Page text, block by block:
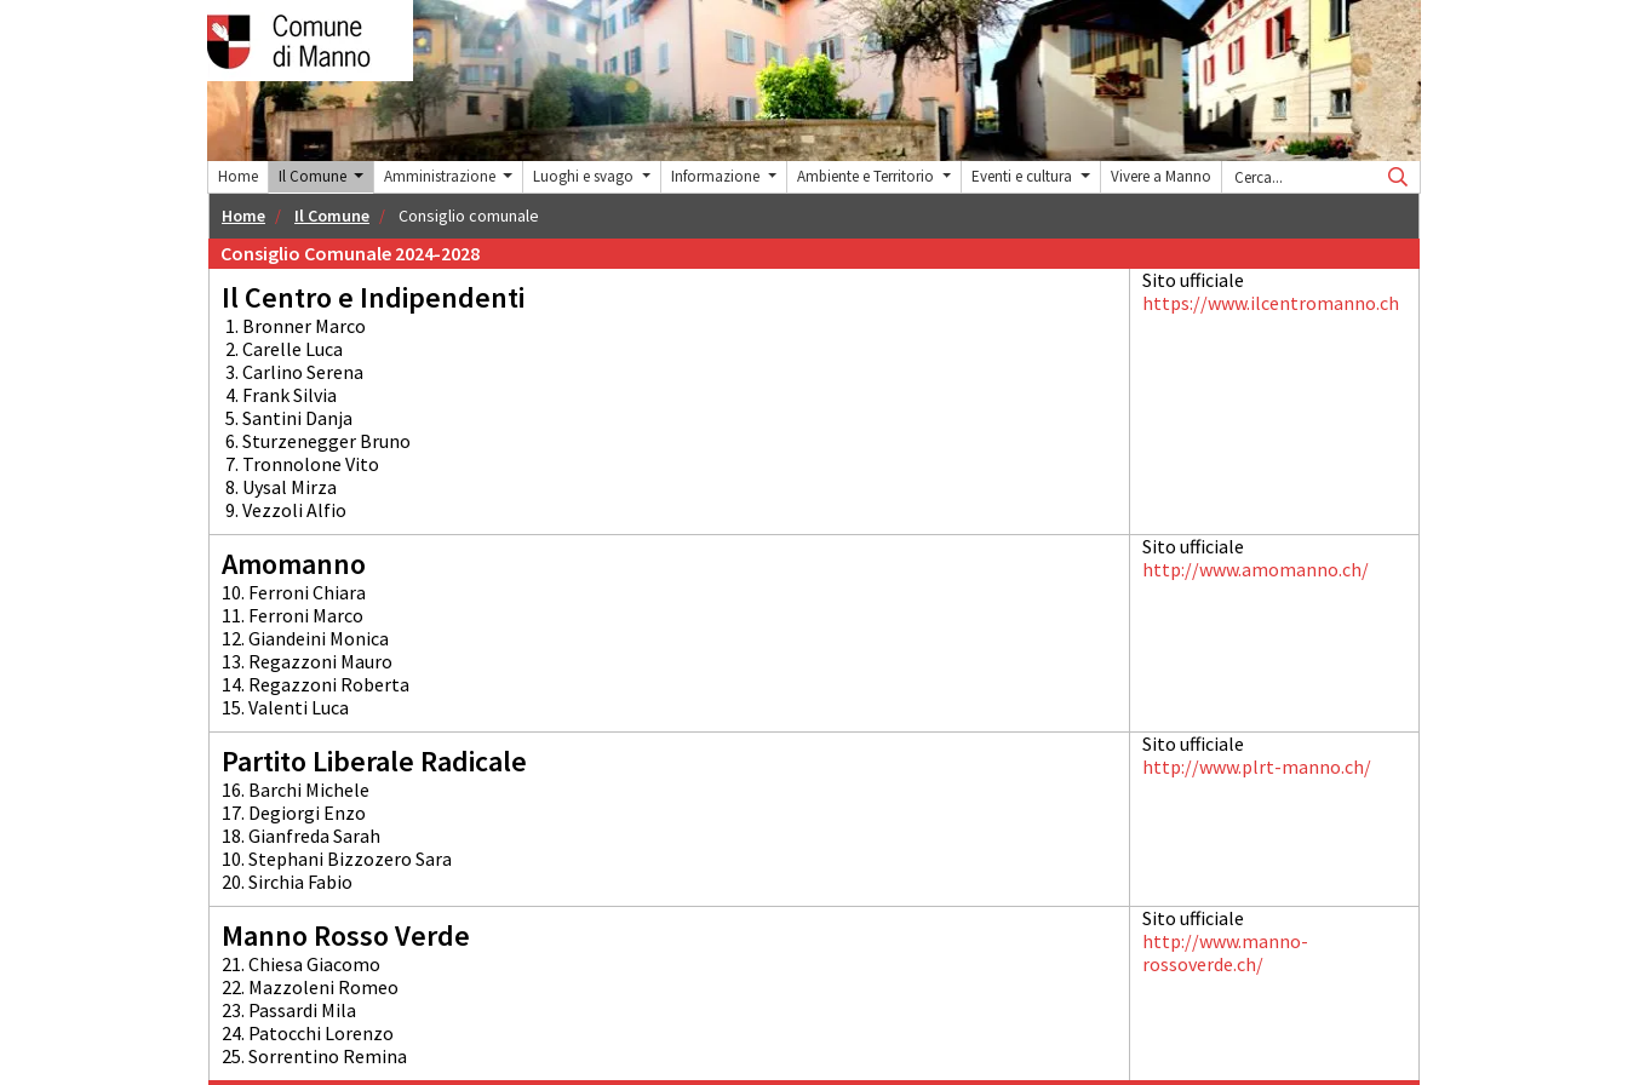
Home Il Comune Amministrazione Luoghi e svago Informazione Ambiente e Territorio Eventi e cultura Vivere a Manno
Home Il Comune Consiglio comunale
Consiglio Comunale 2024-2028
Il Centro e Indipendenti
1. Bronner Marco
2. Carelle Luca
3. Carlino Serena
4. Frank Silvia
5. Santini Danja
6. Sturzenegger Bruno
7. Tronnolone Vito
8. Uysal Mirza
9. Vezzoli Alfio
Sito ufficiale
https://www.ilcentromanno.ch
Amomanno
10. Ferroni Chiara
11. Ferroni Marco
12. Giandeini Monica
13. Regazzoni Mauro
14. Regazzoni Roberta
15. Valenti Luca
Sito ufficiale
http://www.amomanno.ch/
Partito Liberale Radicale
16. Barchi Michele
17. Degiorgi Enzo
18. Gianfreda Sarah
10. Stephani Bizzozero Sara
20. Sirchia Fabio
Sito ufficiale
http://www.plrt-manno.ch/
Manno Rosso Verde
21. Chiesa Giacomo
22. Mazzoleni Romeo
23. Passardi Mila
24. Patocchi Lorenzo
25. Sorrentino Remina
Sito ufficiale
http://www.manno-
rossoverde.ch/